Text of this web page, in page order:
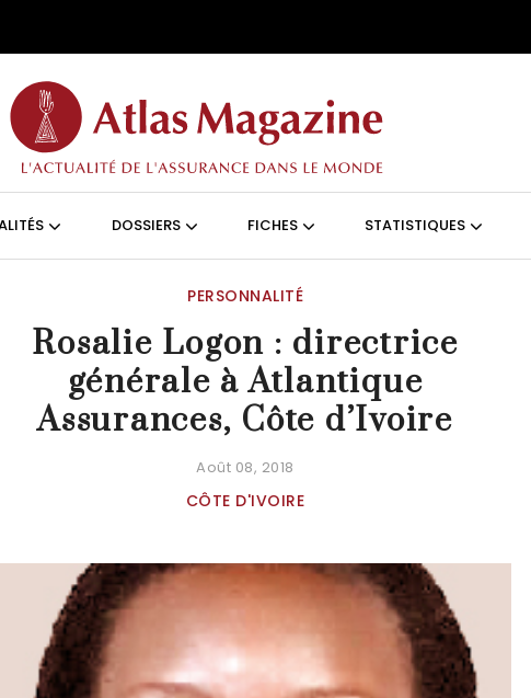
DOSSIERS FICHES STATISTIQUES
PERSONNALITÉ
Rosalie Logon : directrice
générale à Atlantique
Assurances, Côte d’Ivoire
Août 08, 2018
CÔTE D'IVOIRE